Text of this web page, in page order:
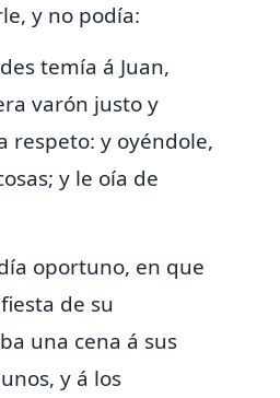
y no podía:
temía á Juan,
varón justo y
respeto: y oyéndole,
y le oía de
oportuno, en que
de su
una cena á sus
y á los